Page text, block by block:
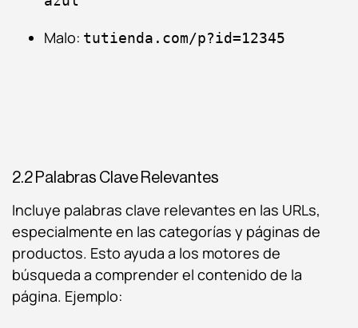
Malo: tutienda.com/p?id=12345
2.2 Palabras Clave Relevantes
Incluye palabras clave relevantes en las URLs,
especialmente en las categorías y páginas de
productos. Esto ayuda a los motores de
búsqueda a comprender el contenido de la
página. Ejemplo: